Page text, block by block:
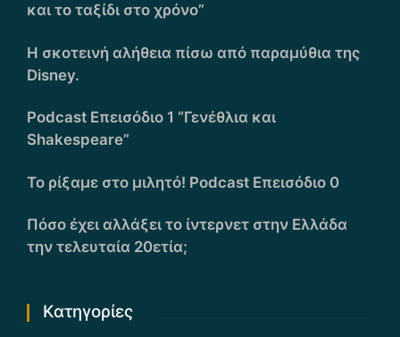
και το ταξίδι στο χρόνο”
Η σκοτεινή αλήθεια πίσω από παραμύθια της
Disney.
Podcast Επεισόδιο 1 “Γενέθλια και
Shakespeare”
Το ρίξαμε στο μιλητό! Podcast Επεισόδιο 0
Πόσο έχει αλλάξει το ίντερνετ στην Ελλάδα
την τελευταία 20ετία;
Kατηγορίες